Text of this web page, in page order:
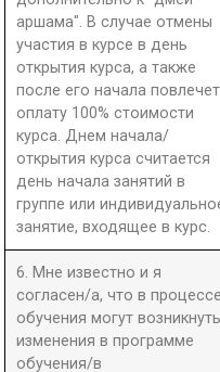
аршама". В случае отмены
участия в курсе в день
открытия курса, а также
после его начала повлечет
оплату 100% стоимости
курса. Днем начала/
открытия курса считается
день начала занятий в
группе или
занятие, входящее в курс.
6. Мне известно и я
согласен/а, что в процессе
обучения могут возникнуть
изменения в программе
обучения/в